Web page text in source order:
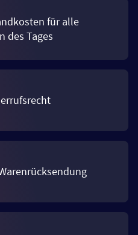
für alle
des Tages